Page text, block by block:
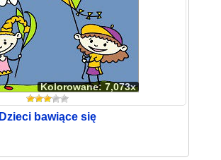
Kolorowane: 7,073x
Dzieci bawiące się